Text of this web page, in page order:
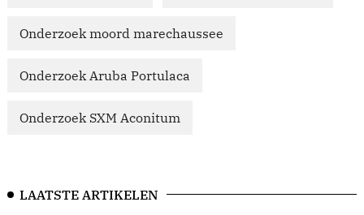
Onderzoek moord marechaussee
Onderzoek Aruba Portulaca
Onderzoek SXM Aconitum
LAATSTE ARTIKELEN